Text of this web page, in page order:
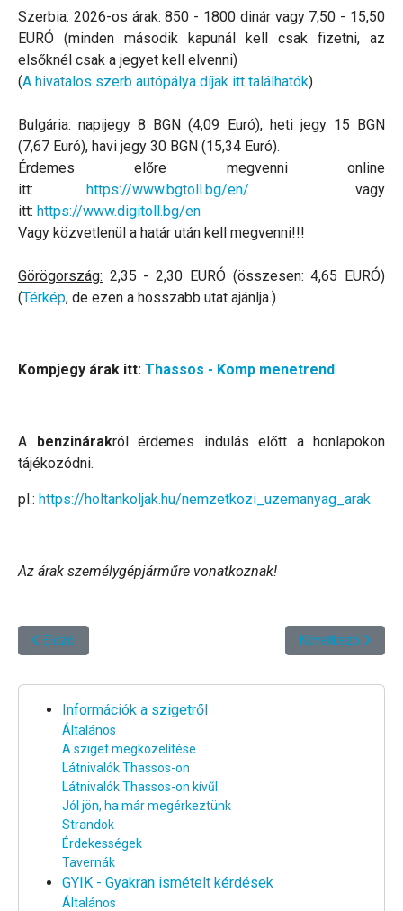
Szerbia: 2026-os árak: 850 - 1800 dinár vagy 7,50 - 15,50
EURÓ (minden második kapunál kell csak fizetni, az
elsőknél csak a jegyet kell elvenni)
(A hivatalos szerb autópálya díjak itt találhatók)
Bulgária: napijegy 8 BGN (4,09 Euró), heti jegy 15 BGN
(7,67 Euró), havi jegy 30 BGN (15,34 Euró).
Érdemes előre megvenni online
itt: https://www.bgtoll.bg/en/ vagy
itt: https://www.digitoll.bg/en
Vagy közvetlenül a határ után kell megvenni!!!
Görögország: 2,35 - 2,30 EURÓ (összesen: 4,65 EURÓ)
(Térkép, de ezen a hosszabb utat ajánlja.)
Kompjegy árak itt: Thassos - Komp menetrend
A benzinárakról érdemes indulás előtt a honlapokon
tájékozódni.
pl.: https://holtankoljak.hu/nemzetkozi_uzemanyag_arak
Az árak személygépjárműre vonatkoznak!
Előző cikk: Mikor indulnak a kompok?
Előző Következő cikk:
Következő
Információk a szigetről
Általános
A sziget megközelítése
Látnivalók Thassos-on
Látnivalók Thassos-on kívűl
Jól jön, ha már megérkeztünk
Strandok
Érdekességek
Tavernák
GYIK - Gyakran ismételt kérdések
Általános